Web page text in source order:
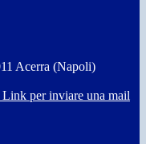
Acerra (Napoli)
Link per inviare una mail